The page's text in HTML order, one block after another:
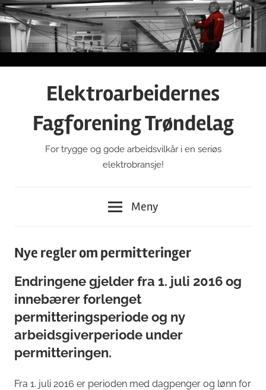
Gå
til
innhold
Elektroarbeidernes
Fagforening Trøndelag
For trygge og gode arbeidsvilkår i en seriøs
elektrobransje!
Meny
Nye regler om permitteringer
Endringene gjelder fra 1. juli 2016 og
innebærer forlenget
permitteringsperiode og ny
arbeidsgiverperiode under
permitteringen.
Fra 1. juli 2016 er perioden med dagpenger og lønn for